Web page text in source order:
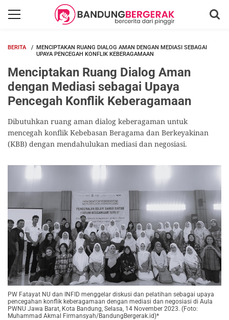
BERITA
MENCIPTAKAN RUANG DIALOG AMAN DENGAN MEDIASI SEBAGAI
UPAYA PENCEGAH KONFLIK KEBERAGAMAAN
Menciptakan Ruang Dialog Aman
dengan Mediasi sebagai Upaya
Pencegah Konflik Keberagamaan
Dibutuhkan ruang aman dialog keberagaman untuk
mencegah konflik Kebebasan Beragama dan Berkeyakinan
(KBB) dengan mendahulukan mediasi dan negosiasi.
PW Fatayat NU dan INFID menggelar diskusi dan pelatihan sebagai upaya
pencegahan konflik keberagamaan dengan mediasi dan negosiasi di Aula
PWNU Jawa Barat, Kota Bandung, Selasa, 14 November 2023. (Foto:
Muhammad Akmal Firmansyah/BandungBergerak.id)*